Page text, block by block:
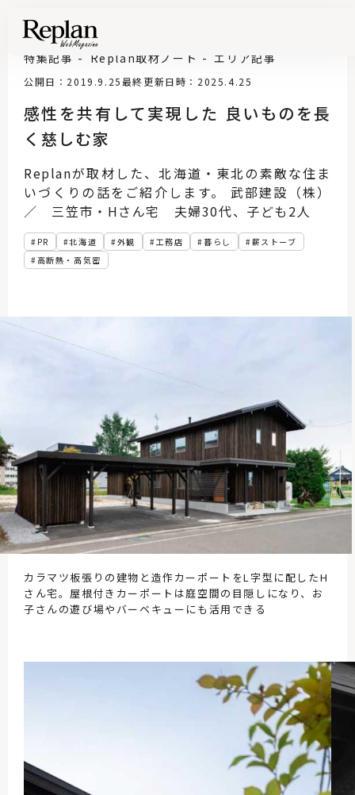
感性を共有して実現した 良いものを長
く慈しむ家
公開日：2019.9.25最終更新日時：2025.4.25
特集記事 Replan取材ノート エリア記事
PR 北海道 外観 工務店 暮らし
薪ストーブ
高断熱・高気密
Replanが取材した、北海道・東北の素敵な住ま
いづくりの話をご紹介します。 武部建設（株）
／ 三笠市・Hさん宅 夫婦30代、子ども2人
カラマツ板張りの建物と造作カーポートをL字型に配したH
さん宅。屋根付きカーポートは庭空間の目隠しになり、お
子さんの遊び場やバーベキューにも活用できる